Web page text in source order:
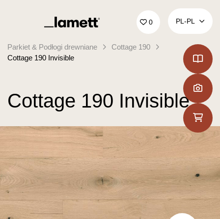
Powrót do domu 0 PL‑PL
Parkiet & Podłogi drewniane
Cottage 190
Cottage 190 Invisible
Cottage 190 Invisible